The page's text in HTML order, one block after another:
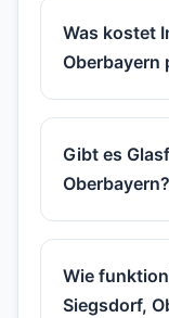
Was kostet
Oberbayern
Gibt es
Oberbayern?
Wie
Siegsdorf,